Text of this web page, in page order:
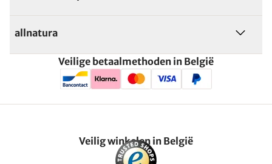
allnatura
Veilige betaalmethoden in België
Veilig winkelen in België